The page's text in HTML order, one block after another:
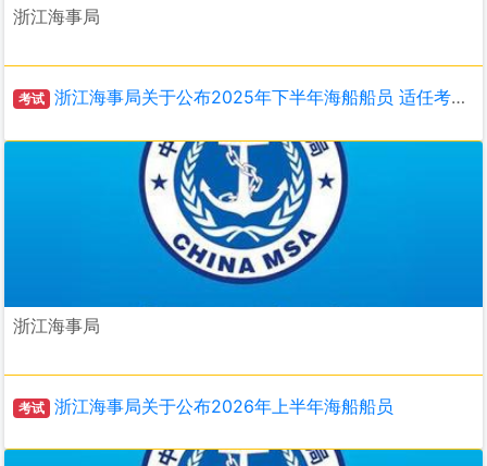
浙江海事局
考试 浙江海事局关于公布2025年下半年海船船员 适任考试和评估计划的通知
浙江海事局
考试 浙江海事局关于公布2026年上半年海船船员